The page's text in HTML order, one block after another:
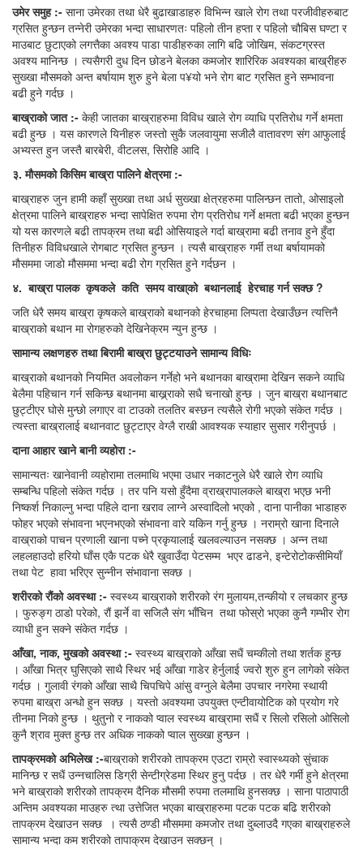
उमेरसमुह :- साना उमेरका तथा धेरै बुढाखाडाहरु विभिन्न खाले रोग तथा परजीवीहरुबाट
ग्रसित हुन्छन तन्नेरी उमेरका भन्दा साधारणतः पहिलो तीन हप्ता र पहिलो चौबिस घण्टा र
माउबाट छुटाएको लगत्तैका अवश्य पाडा पाडीहरुका लागि बढि जोखिम, संकटग्रस्त
अवश्य मानिन्छ । त्यसैगरी दुध दिन छोडने बेलका कमजोर शारिरिक अवश्यका बाख्रीहरु
सुख्खा मौसमको अन्त बर्षायाम शुरु हुने बेला प¥यो भने रोग बाट ग्रसित हुने सम्भावना
बढी हुने गर्दछ ।
बाख्राकोजात :- केही जातका बाख्राहरुमा विविध खाले रोग व्याधि प्रतिरोध गर्ने क्षमता
बढी हुन्छ । यस कारणले यिनीहरु जस्तो सुकै जलवायुमा सजीलै वातावरण संग आफुलाई
अभ्यस्त हुन जस्तै बारबेरी, वीटलस, सिरोहि आदि ।
३.मौसमकोकिसिमबाख्रापालिनेक्षेत्रमा :-
बाख्राहरु जुन हामी कहाँ सुख्खा तथा अर्ध सुख्खा क्षेत्रहरुमा पालिन्छन तातो, ओसाइलो
क्षेत्रमा पालिने बाख्राहरु भन्दा सापेक्षित रुपमा रोग प्रतिरोध गर्ने क्षमता बढी भएका हुन्छन
यो यस कारणले बढी तापक्रम तथा बढी ओसियाइले गर्दा बाख्रामा बढी तनाव हुने हुँदा
तिनीहरु विविधखाले रोगबाट ग्रसित हुन्छन । त्यसै बाख्राहरु गर्मी तथा बर्षायामको
मौसममा जाडो मौसममा भन्दा बढी रोग ग्रसित हुने गर्दछन ।
४.बाख्रापालककृषकलेकतिसमयवाखा्कोबथानलाईहेरचाहगर्नसक्छ ?
जति धेरै समय बाख्रा कृषकले बाख्राको बथानको हेरचाहमा लिप्पता देखाउँछन त्यत्तिनै
बाख्राको बथान मा रोगहरुको देखिनेक्रम न्युन हुन्छ ।
सामान्य लक्षणहरु तथा बिरामी बाख्रा छुट्टयाउने सामान्य विधिः
बाख्राको बथानको नियमित अवलोकन गर्नेहो भने बथानका बाख्रामा देखिन सकने व्याधि
बेलैमा पहिचान गर्न सकिन्छ बथानमा बाख्र्राको सधै चनाखो हुन्छ । जुन बाख्रा बथानबाट
छुट्टीएर घोसे मुन्छो लगाएर वा टाउको तलतिर बस्छन त्यसैले रोगी भएको संकेत गर्दछ ।
त्यस्ता बाख्रालाई बथानवाट छुट्टाएर वेग्लै राखी आवश्यक स्याहार सुसार गरीनुपर्छ ।
दानाआहारखानेबानीव्यहोरा :-
सामान्यतः खानेवानी व्यहोरामा तलमाथि भएमा उधार नकाटनुले धेरै खाले रोग व्याधि
सम्बन्धि पहिलो संकेत गर्दछ । तर पनि यसो हुँदैमा व्राख्रापालकले बाख्रा भएछ भनी
निष्कर्श निकाल्नु भन्दा पहिले दाना खराव लाग्ने अस्वादिलो भएको , दाना पानीका भाडाहरु
फोहर भएको संभावना भएनभएको संभावना वारे यकिन गर्नु हुन्छ । नराम्रो खाना दिनाले
वाख्राको पाचन प्रणाली खाना पच्ने प्रकृयालाई खलवल्याउन नसक्छ । अन्न तथा
लहलहाउदो हरियो घाँस एकै पटक धेरै खुवाउँदा पेटसम्म भएर ढाडने, इन्टेरोटोकसीमियाँ
तथा पेट हावा भरिएर सुन्नीन संभावाना सक्छ ।
शरीरकोरौंको अवस्था:- स्वस्थ्य बाख्राको शरीरको रंग मुलायम,तन्कीयो र लचकार हुन्छ
। फुरुङ्ग ठाडो परेको, रौं झर्ने वा सजिलै संग भाँचिन तथा फोस्रो भएका कुनै गम्भीर रोग
व्याधी हुन सक्ने संकेत गर्दछ ।
आँखा,नाक,मुखको अवस्था:- स्वस्थ्य बाख्राको आँखा सधैं चम्कीलो तथा शर्तक हुन्छ
। आँखा भित्र घुसिएको साथै स्थिर भई आँखा गाडेर हेर्नुलाई ज्वरो शुरु हुन लागेको संकेत
गर्दछ । गुलावी रंगको आँखा साथै चिपचिपे आंसु वग्नुले बेलैमा उपचार नगरेमा स्थायी
रुपमा बाख्रा अन्धो हुन सक्छ । यस्तो अवश्यमा उपयुक्त एन्टीवायोटिक को प्रयोग गरे
तीनमा निको हुन्छ । थुतुनो र नाकको प्वाल स्वस्थ्य बाख्रामा सधैं र सिलो रसिलो ओसिलो
कुनै श्राव मुक्त हुन्छ तर अधिक नाकको प्वाल सुख्खा हुन्छन ।
तापक्रमकोअभिलेख :-बाख्राको शरीरको तापक्रम एउटा राम्रो स्वास्थ्यको सुंचाक
मानिन्छ र सधैं उन्नचालिस डिग्री सेन्टीग्रेडमा स्थिर हुनु पर्दछ । तर धेरै गर्मी हुने क्षेत्रमा
भने बाख्राको शरीरको तापक्रम दैनिक मौसमी रुपमा तलमाथि हुनसक्छ । साना पाठापाठी
अन्तिम अवश्यका माउहरु त्था उत्तेजित भएका बाख्राहरुमा पटक पटक बढि शरीरको
तापक्रम देखाउन सक्छ । त्यसै ठण्डी मौसममा कमजोर तथा दुब्लाउदै गएका बाख्राहरुले
सामान्य भन्दा कम शरीरको तापाक्रम देखाउन सक्छन् ।